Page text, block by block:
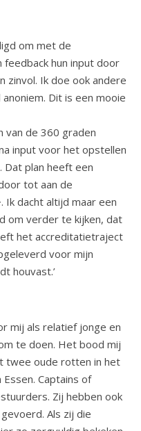
om met de
hun input door
zinvol. Ik doe ook andere
Dit is een mooie
van de 360 graden
input voor het opstellen
Dat plan heeft een
tot aan de
Ik dacht altijd maar een
om verder te kijken, dat
het accreditatietraject
voor mijn
houvast.’
mij als relatief jonge en
te doen. Het bood mij
twee oude rotten in het
Captains of
Zij hebben ook
Als zij die